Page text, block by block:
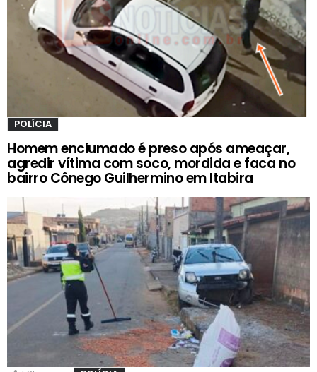
POLÍCIA
Homem enciumado é preso após ameaçar,
agredir vítima com soco, mordida e faca no
bairro Cônego Guilhermino em Itabira